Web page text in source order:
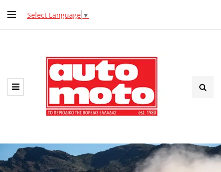
Select Language ▼